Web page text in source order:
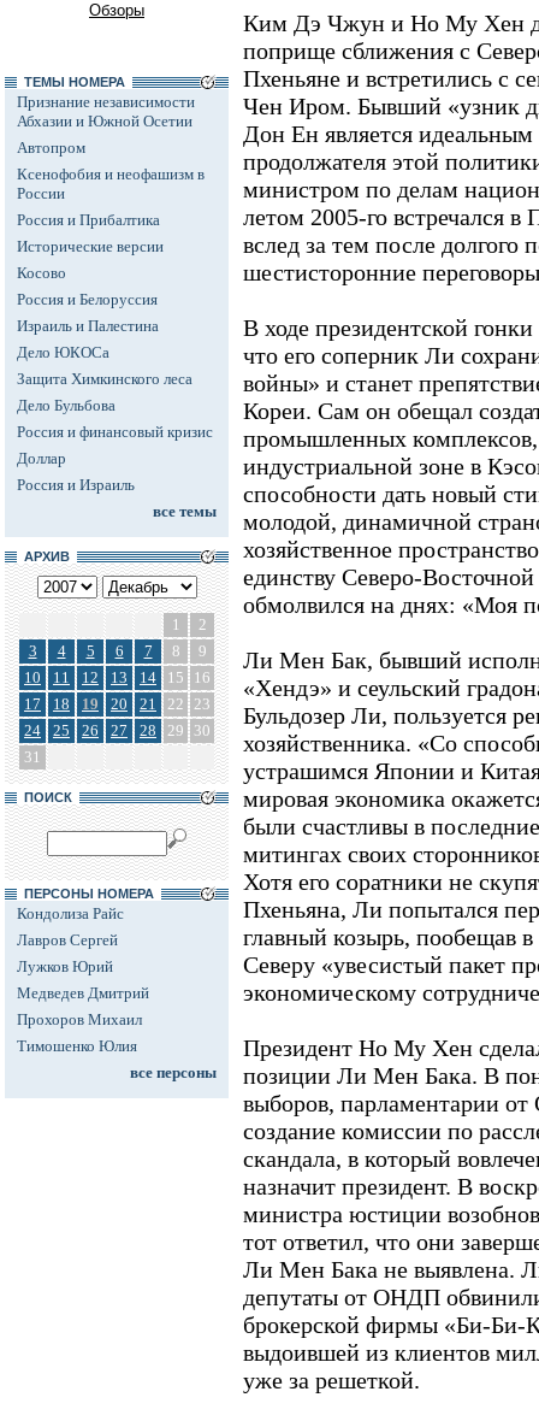
Обзоры
ТЕМЫ НОМЕРА
Признание независимости
Абхазии и Южной Осетии
Автопром
Ксенофобия и неофашизм в
России
Россия и Прибалтика
Исторические версии
Косово
Россия и Белоруссия
Израиль и Палестина
Дело ЮКОСа
Защита Химкинского леса
Дело Бульбова
Россия и финансовый кризис
Доллар
Россия и Израиль
все темы
АРХИВ
1
2
3
4 5 6 7 8
9
10
11 12 13 14 15
16
17
18 19 20 21 22 23
24
25 26 27 28 29
30
31
ПОИСК
ПЕРСОНЫ НОМЕРА
Кондолиза Райс
Лавров Сергей
Лужков Юрий
Медведев Дмитрий
Прохоров Михаил
Тимошенко Юлия
все персоны
Ким Дэ Чжун и Но Му Хен
поприще сближения с
Пхеньяне и встретились с
Чен Иром. Бывший «узник
Дон Ен является
продолжателя этой
министром по делам
летом 2005-го встречался
вслед за тем после долгого
шестисторонние
В ходе президентской
что его соперник Ли
войны» и станет
Кореи. Сам он обещал
промышленных
индустриальной зоне в
способности дать новый
молодой, динамичной
хозяйственное
единству Северо-
обмолвился на днях: «Моя
Ли Мен Бак, бывший
«Хендэ» и сеульский
Бульдозер Ли, пользуется
хозяйственника. «Со
устрашимся Японии и
мировая экономика
были счастливы в
митингах своих
Хотя его соратники не
Пхеньяна, Ли попытался
главный козырь, пообещав
Северу «увесистый пакет
экономическому
Президент Но Му Хен
позиции Ли Мен Бака. В
выборов, парламентарии
создание комиссии по
скандала, в который
назначит президент. В
министра юстиции
тот ответил, что они
Ли Мен Бака не выявлена.
депутаты от ОНДП
брокерской фирмы «Би-
выдоившей из клиентов
уже за решеткой.